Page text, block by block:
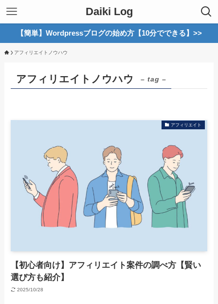
Daiki Log
【簡単】Wordpressブログの始め方【10分でできる】>>
アフィリエイトノウハウ
アフィリエイトノウハウ – tag –
アフィリエイト
【初心者向け】アフィリエイト案件の調べ方【賢い
選び方も紹介】
2025/10/28